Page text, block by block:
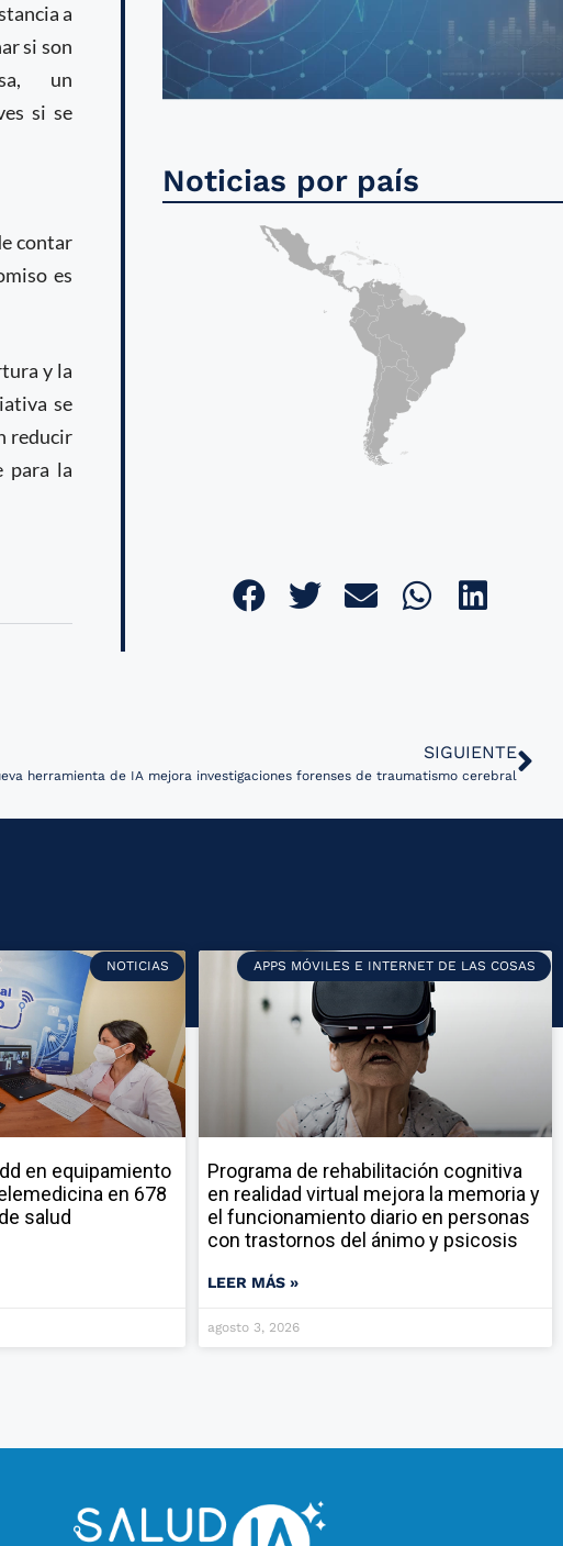
a
si son
un
si se
contar
es
y la
se
reducir
para la
Noticias por país
SIGUIENTE
herramienta de IA mejora investigaciones forenses de traumatismo cerebral
NOTICIAS
en equipamiento
en 678
salud
APPS MÓVILES E INTERNET DE LAS COSAS
Programa de rehabilitación cognitiva
en realidad virtual mejora la memoria y
el funcionamiento diario en personas
con trastornos del ánimo y psicosis
LEER MÁS »
agosto 3, 2026